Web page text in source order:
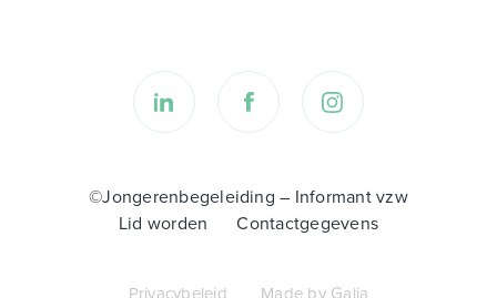
©Jongerenbegeleiding – Informant vzw
Lid worden
Contactgegevens